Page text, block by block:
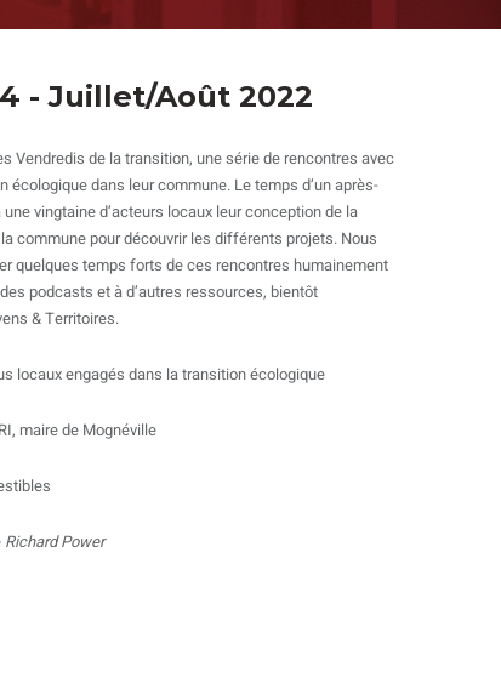
- Juillet/Août 2022
Vendredis de la transition, une série de rencontres avec
dans leur commune. Le temps d’un après-
vingtaine d’acteurs locaux leur conception de la
commune pour découvrir les différents projets. Nous
quelques temps forts de ces rencontres humainement
podcasts et à d’autres ressources, bientôt
& Territoires.
locaux engagés dans la transition écologique
maire de Mognéville
Richard Power